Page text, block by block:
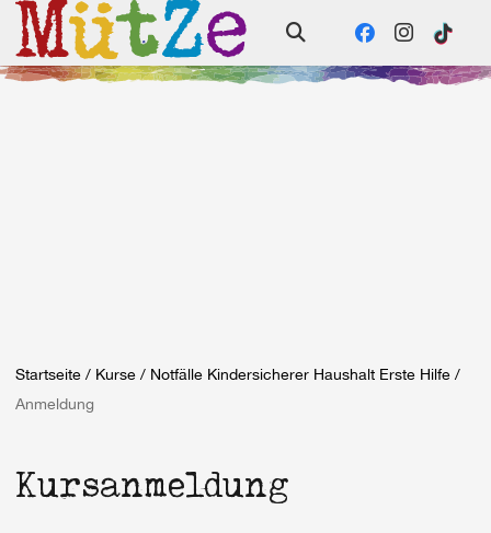
Startseite/ Kurse/ Notfälle Kindersicherer Haushalt Erste Hilfe/
Anmeldung
Kursanmeldung